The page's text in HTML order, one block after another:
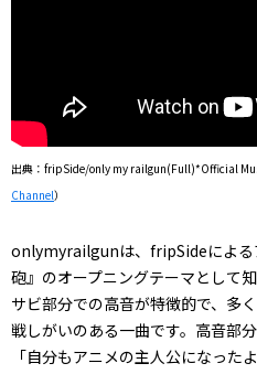
出典：fripSide/only my railgun(Full)*Official
Channel）
onlymyrailgunは、fripSideによる
砲』のオープニングテーマとして
サビ部分での高音が特徴的で、多
戦しがいのある一曲です。高音部
「自分もアニメの主人公になった